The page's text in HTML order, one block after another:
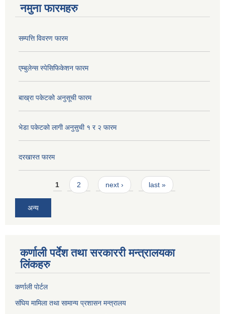
नमुना फारमहरु
सम्पत्ति विवरण फारम
एम्बुलेन्स स्पेसिफिकेशन फारम
बाख्रा पकेटको अनुसूची फारम
भेडा पकेटको लागी अनुसुची १ र २ फारम
दरखास्त फारम
Pages1 2 next › last »
अन्य
कर्णाली पर्देश तथा सरकाररी मन्त्रालयका
लिंकहरु
कर्णाली पाेर्टल
संघिय मामिला तथा सामान्य प्रशासन मन्त्रालय